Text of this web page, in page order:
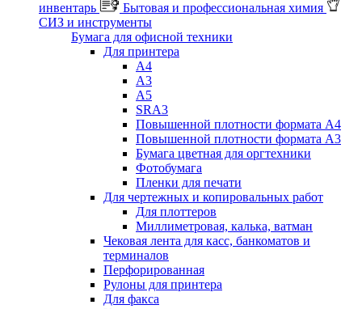
инвентарь
Бытовая и профессиональная химия
СИЗ и инструменты
Бумага для офисной техники
Для принтера
А4
А3
А5
SRA3
Повышенной плотности формата А4
Повышенной плотности формата А3
Бумага цветная для оргтехники
Фотобумага
Пленки для печати
Для чертежных и копировальных работ
Для плоттеров
Миллиметровая, калька, ватман
Чековая лента для касс, банкоматов и
терминалов
Перфорированная
Рулоны для принтера
Для факса